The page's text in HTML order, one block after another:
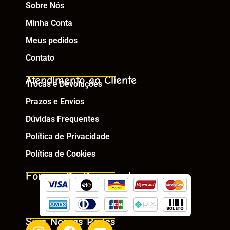
Sobre Nós
Minha Conta
Meus pedidos
Contato
Atendimento ao Cliente
Trocas e Devoluções
Prazos e Envios
Dúvidas Frequentes
Política de Privacidade
Política de Cookies
Formas De Pagamento
Siga Nossas Redes